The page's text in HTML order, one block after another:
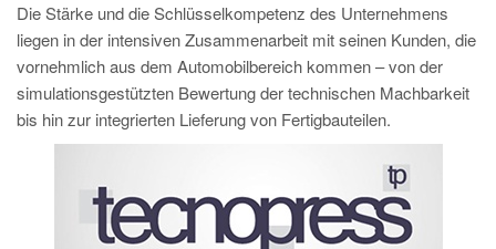
Die Stärke und die Schlüsselkompetenz des Unternehmens
liegen in der intensiven Zusammenarbeit mit seinen Kunden, die
vornehmlich aus dem Automobilbereich kommen – von der
simulationsgestützten Bewertung der technischen Machbarkeit
bis hin zur integrierten Lieferung von Fertigbauteilen.